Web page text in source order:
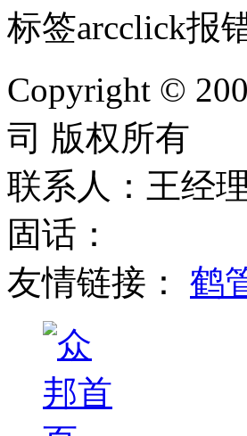
标签arcclick报
Copyright ©
司 版权所有
联系人：王经
固话：
友情链接： 鹤